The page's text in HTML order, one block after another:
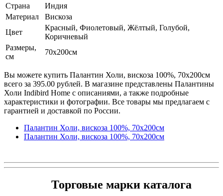
Страна
Индия
Материал
Вискоза
Цвет
Красный, Фиолетовый, Жёлтый, Голубой,
Коричневый
Размеры,
см
70х200см
Вы можете купить Палантин Холи, вискоза 100%, 70х200см
всего за 395.00 рублей. В магазине представлены Палантины
Холи Indibird Home с описаниями, а также подробные
характеристики и фотографии. Все товары мы предлагаем с
гарантией и доставкой по России.
Палантин Холи, вискоза 100%, 70х200см
Палантин Холи, вискоза 100%, 70х200см
Торговые марки каталога